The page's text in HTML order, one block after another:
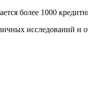
более 1000
исследований и